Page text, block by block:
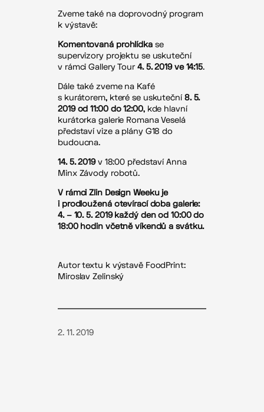
Zveme také na doprovodný program
k výstavě:
Komentovaná prohlídkase
supervizory projektu se uskuteční
v rámci Gallery Tour 4. 5. 2019 ve 14:15.
Dále také zveme na Kafé
s kurátorem, které se uskuteční8. 5.
2019 od 11:00 do 12:00, kde hlavní
kurátorka galerie Romana Veselá
představí vize a plány G18 do
budoucna.
14. 5. 2019v 18:00 představí Anna
Minx Závody robotů.
V rámci Zlin Design Weeku je
i prodloužená otevírací doba galerie:
4. – 10. 5. 2019 každý den od 10:00 do
18:00 hodin včetně víkendů a svátku.
Autor textu k výstavě FoodPrint:
Miroslav Zelinský
2. 11. 2019